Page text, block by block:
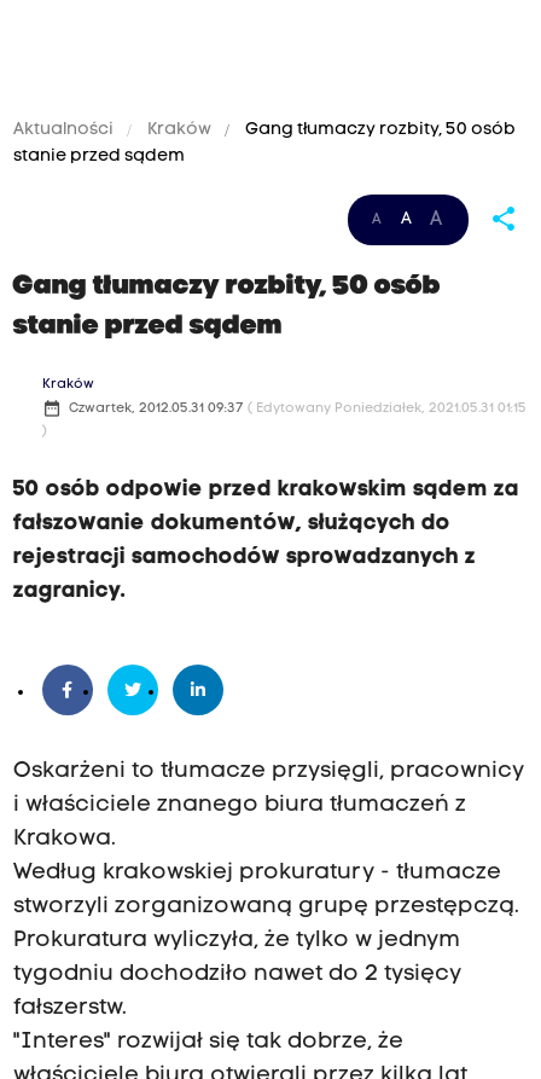
Aktualności Kraków
Gang tłumaczy rozbity, 50 osób
stanie przed sądem
A A A share
Gang tłumaczy rozbity, 50 osób
stanie przed sądem
Kraków
date_range Czwartek, 2012.05.31 09:37 ( Edytowany Poniedziałek, 2021.05.31 01:15
)
50 osób odpowie przed krakowskim sądem za
fałszowanie dokumentów, służących do
rejestracji samochodów sprowadzanych z
zagranicy.
Oskarżeni to tłumacze przysięgli, pracownicy
i właściciele znanego biura tłumaczeń z
Krakowa.
Według krakowskiej prokuratury - tłumacze
stworzyli zorganizowaną grupę przestępczą.
Prokuratura wyliczyła, że tylko w jednym
tygodniu dochodziło nawet do 2 tysięcy
fałszerstw.
"Interes" rozwijał się tak dobrze, że